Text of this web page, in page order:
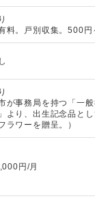
料。戸別収集。500円
が事務局を持つ「一
より、出生記念品と
ラワーを贈呈。
）
円/月